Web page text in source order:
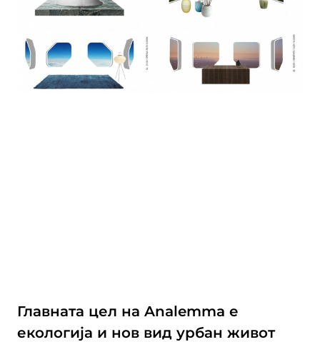
Главната цел на Analemma е
екологија и нов вид урбан живот